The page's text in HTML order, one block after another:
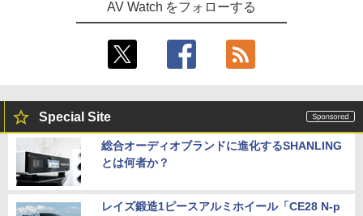
AV Watch をフォローする
Special Site
総合オーディオブランドに進化するSHANLING
とは何者か？
レイズ鍛造1ピースアルミホイール「CE28 N-p